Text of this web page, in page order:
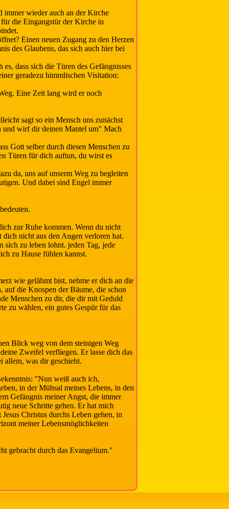
immer wieder auch an der Kirche
die Eingangstür der Kirche in
Einen neuen Zugang zu den Herzen
des Glaubens, das sich auch hier bei
dass sich die Türen des Gefängnisses
geradezu himmlischen Visitation:
Eine Zeit lang wird er noch
sagt so ein Mensch uns zunächst
und wirf dir deinen Mantel um" Mach
Gott selber durch diesen Menschen zu
Türen für dich auftun, du wirst es
da, uns auf unserm Weg zu begleiten
Und dabei sind Engel immer
zur Ruhe kommen. Wenn du nicht
nicht aus den Augen verloren hat.
sich zu leben lohnt. jeden Tag, jede
zu Hause fühlen kannst.
wie gelähmt bist, nehme er dich an die
die Knospen der Bäume, die schon
Menschen zu dir, die dir mit Geduld
zu wählen, ein gutes Gespür für das
Blick weg von dem steinigen Weg
Zweifel verfliegen. Er lasse dich das
allem, was dir geschieht.
"Nun weiß auch ich,
in der Mühsal meines Lebens, in den
Gefängnis meiner Angst, die immer
neue Schritte gehen. Er hat mich
Christus durchs Leben gehen, in
meiner Lebensmöglichkeiten
gebracht durch das Evangelium."